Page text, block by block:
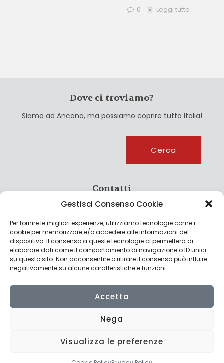
Gestisci Consenso Cookie
Per fornire le migliori esperienze, utilizziamo tecnologie come i
cookie per memorizzare e/o accedere alle informazioni del
dispositivo. Il consenso a queste tecnologie ci permetterà di
elaborare dati come il comportamento di navigazione o ID unici
su questo sito. Non acconsentire o ritirare il consenso può influire
negativamente su alcune caratteristiche e funzioni.
Accetta
Nega
Visualizza le preferenze
0 Leggi tutto
Dove ci troviamo?
Siamo ad Ancona, ma possiamo coprire tutta Italia!
Cerca
Contatti
info@culturagroalimentare.com
Note legali
Privacy Policy
© 2022 CulturAgroalimentare di Raffaello De Crescenzo - P.IVA